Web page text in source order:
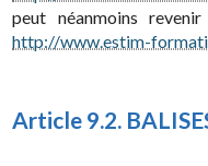
peut néanmoins
http://www.estim-
Article 9.2.